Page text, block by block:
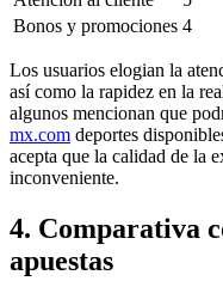
Bonos y promociones 4
Los usuarios elogian la
así como la rapidez en la
algunos mencionan que
mx.com deportes
acepta que la calidad de la
inconveniente.
4. Comparativa
apuestas